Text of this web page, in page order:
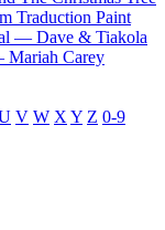
Traduction Paint
— Dave & Tiakola
Mariah Carey
V W X Y Z 0-9